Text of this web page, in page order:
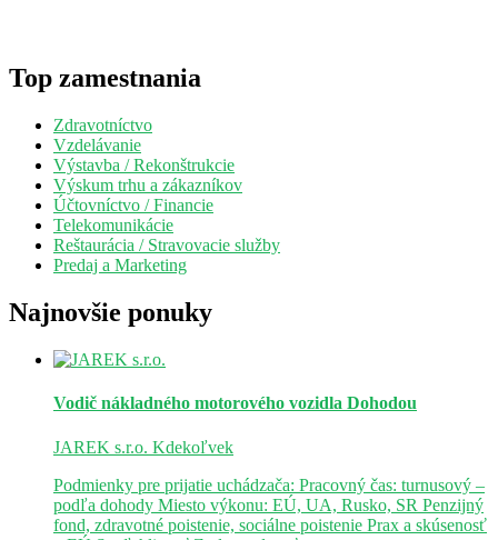
Top zamestnania
Zdravotníctvo
Vzdelávanie
Výstavba / Rekonštrukcie
Výskum trhu a zákazníkov
Účtovníctvo / Financie
Telekomunikácie
Reštaurácia / Stravovacie služby
Predaj a Marketing
Najnovšie ponuky
Vodič nákladného motorového vozidla Dohodou
JAREK s.r.o. Kdekoľvek
Podmienky pre prijatie uchádzača: Pracovný čas: turnusový –
podľa dohody Miesto výkonu: EÚ, UA, Rusko, SR Penzijný
fond, zdravotné poistenie, sociálne poistenie Prax a skúsenosť